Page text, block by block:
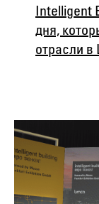
Intelligent
дня,
отрасли в